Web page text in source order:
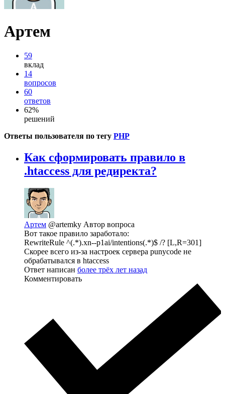
Артем
59
вклад
14
вопросов
60
ответов
62%
решений
Ответы пользователя по тегу PHP
Как сформировать правило в
.htaccess для редиректа?
Артем @artemky Автор вопроса
Вот такое правило заработало:
RewriteRule ^(.*).xn--p1ai/intentions(.*)$ /? [L,R=301]
Скорее всего из-за настроек сервера punycode не
обрабатывался в htaccess
Ответ написан более трёх лет назад
Комментировать